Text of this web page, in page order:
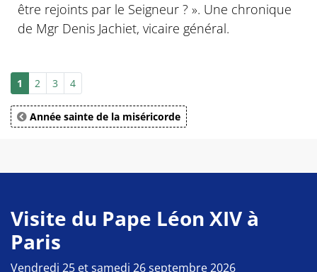
être rejoints par le Seigneur ? ». Une chronique
de Mgr Denis Jachiet, vicaire général.
1 2 3 4
Année sainte de la miséricorde
Visite du Pape Léon XIV à
Paris
Vendredi 25 et samedi 26 septembre 2026